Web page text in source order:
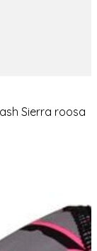
Sierra roosa